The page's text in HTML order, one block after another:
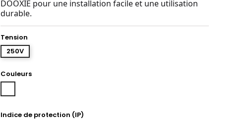
DOOXIE pour une installation facile et une utilisation
durable.
Tension
250V
Couleurs
Indice de protection (IP)